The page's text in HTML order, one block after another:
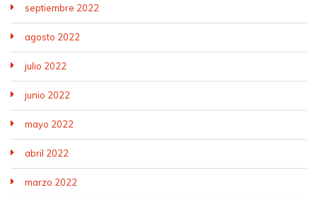
septiembre 2022
agosto 2022
julio 2022
junio 2022
mayo 2022
abril 2022
marzo 2022